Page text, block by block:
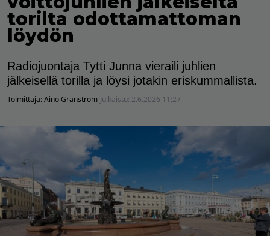
torilta odottamattoman
löydön
Radiojuontaja Tytti Junna vieraili juhlien
jälkeisellä torilla ja löysi jotakin eriskummallista.
Toimittaja:Aino Granström Julkaistu: 2.6.2026 11:27